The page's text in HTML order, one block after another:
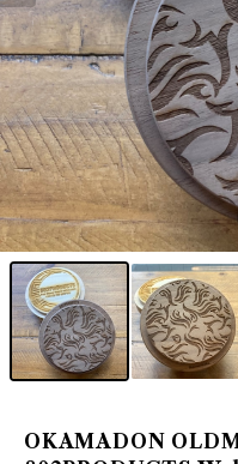
OKAMADON